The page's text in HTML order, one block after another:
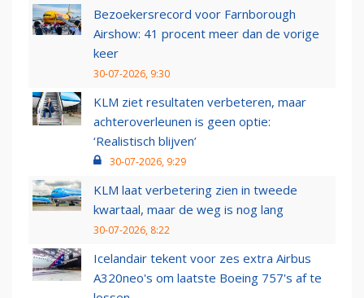
Bezoekersrecord voor Farnborough
Airshow: 41 procent meer dan de vorige
keer
30-07-2026, 9:30
KLM ziet resultaten verbeteren, maar
achteroverleunen is geen optie:
‘Realistisch blijven’
30-07-2026, 9:29
KLM laat verbetering zien in tweede
kwartaal, maar de weg is nog lang
30-07-2026, 8:22
Icelandair tekent voor zes extra Airbus
A320neo's om laatste Boeing 757's af te